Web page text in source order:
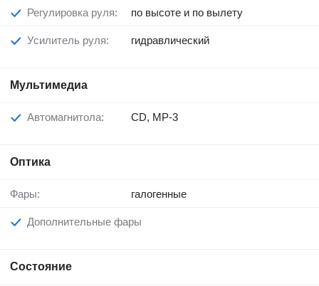
Регулировка руля: по высоте и по вылету
Усилитель руля: гидравлический
Мультимедиа
Автомагнитола: CD, MP-3
Оптика
Фары: галогенные
Дополнительные фары
Состояние